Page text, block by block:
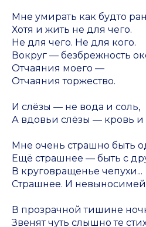
Мне умирать как будто
Хотя и жить не для чего.
Не для чего. Не для кого.
Вокруг — безбрежность
Отчаяния моего —
Отчаяния торжество.
И слёзы — не вода и соль,
А вдовьи слёзы — кровь и
Мне очень страшно быть
Ещё страшнее — быть с
В круговращенье чепухи...
Страшнее. И
В прозрачной тишине
Звенят чуть слышно те